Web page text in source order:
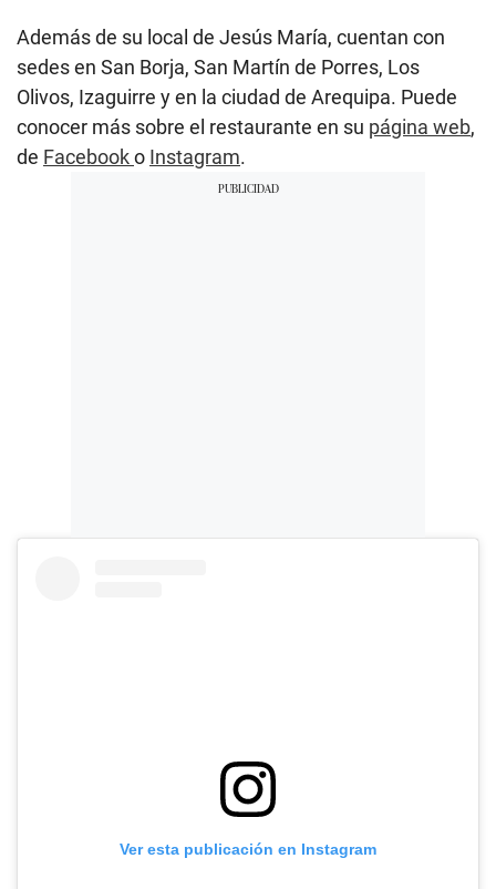
Además de su local de Jesús María, cuentan con
sedes en San Borja, San Martín de Porres, Los
Olivos, Izaguirre y en la ciudad de Arequipa. Puede
conocer más sobre el restaurante en su página web,
de Facebooko Instagram.
Ver esta publicación en Instagram